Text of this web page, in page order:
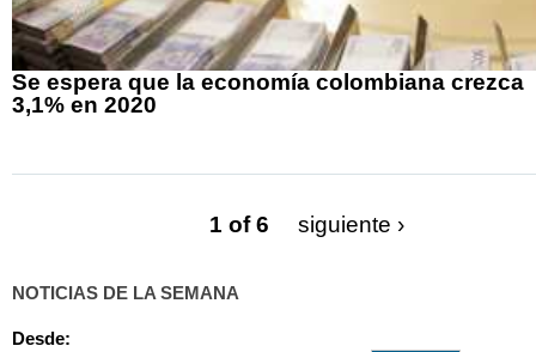
Se espera que la economía colombiana crezca
3,1% en 2020
1 of 6 siguiente ›
NOTICIAS DE LA SEMANA
Desde: